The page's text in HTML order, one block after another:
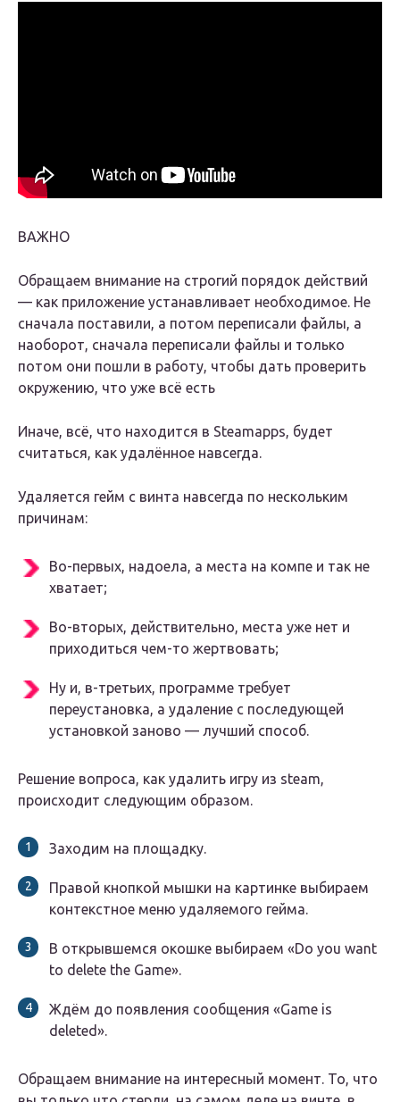
ВАЖНО
Обращаем внимание на строгий порядок действий
— как приложение устанавливает необходимое. Не
сначала поставили, а потом переписали файлы, а
наоборот, сначала переписали файлы и только
потом они пошли в работу, чтобы дать проверить
окружению, что уже всё есть
Иначе, всё, что находится в Steamapps, будет
считаться, как удалённое навсегда.
Удаляется гейм с винта навсегда по нескольким
причинам:
Во-первых, надоела, а места на компе и так не
хватает;
Во-вторых, действительно, места уже нет и
приходиться чем-то жертвовать;
Ну и, в-третьих, программе требует
переустановка, а удаление с последующей
установкой заново — лучший способ.
Решение вопроса, как удалить игру из steam,
происходит следующим образом.
Заходим на площадку.
Правой кнопкой мышки на картинке выбираем
контекстное меню удаляемого гейма.
В открывшемся окошке выбираем «Do you want
to delete the Game».
Ждём до появления сообщения «Game is
deleted».
Обращаем внимание на интересный момент. То, что